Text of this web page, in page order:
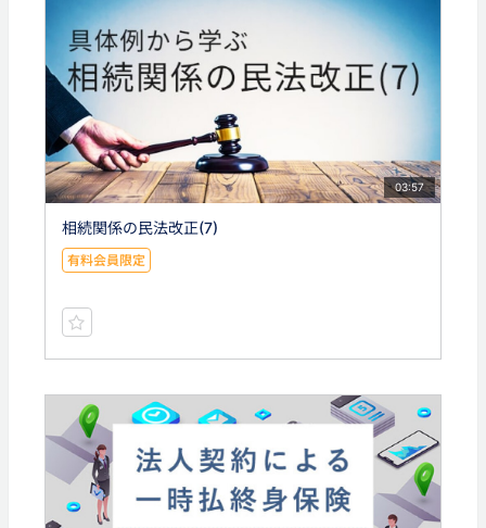
03:57
相続関係の民法改正(7)
有料会員限定